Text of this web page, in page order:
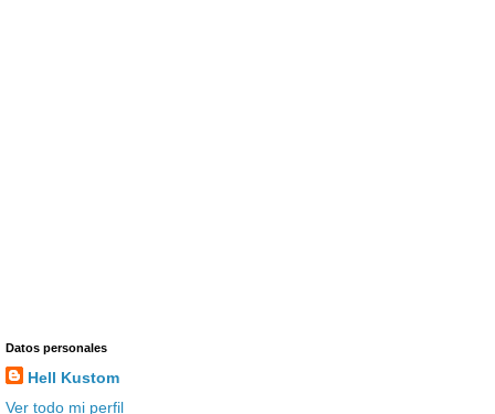
Datos personales
Hell Kustom
Ver todo mi perfil